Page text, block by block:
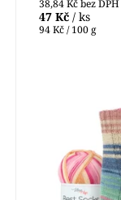
38,84 Kč bez DPH
47 Kč / ks
94 Kč / 100 g
Barevná
výrobce
vlna s
polyamid, s
doporučená...